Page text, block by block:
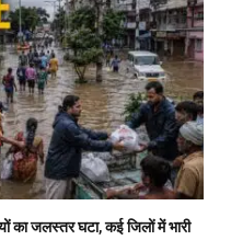
का जलस्तर घटा, कई जिलों में भारी